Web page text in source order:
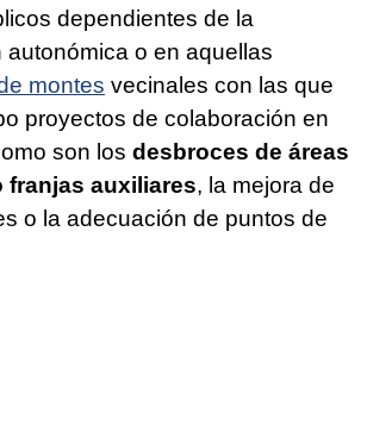
dependientes de la
autonómica o en aquellas
montes vecinales con las que
proyectos de colaboración en
son los desbroces de áreas
franjas auxiliares, la mejora de
o la adecuación de puntos de